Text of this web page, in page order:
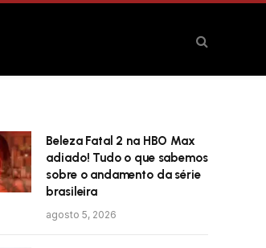
Beleza Fatal 2 na HBO Max
adiado! Tudo o que sabemos
sobre o andamento da série
brasileira
agosto 5, 2026